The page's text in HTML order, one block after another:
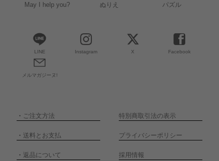
May I help you? ぬりえ パズル
LINE Instagram X Facebook
メルマガジーヌ!
・ ご注文方法 特別商取引法の表示
・ 送料とお支払 プライバシーポリシー
・ 返品について 採用情報